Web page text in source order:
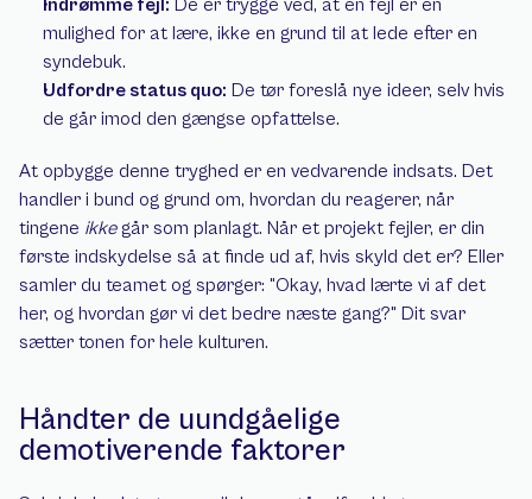
Indrømme fejl: De er trygge ved, at en fejl er en
mulighed for at lære, ikke en grund til at lede efter en
syndebuk.
Udfordre status quo: De tør foreslå nye ideer, selv hvis
de går imod den gængse opfattelse.
At opbygge denne tryghed er en vedvarende indsats. Det
handler i bund og grund om, hvordan du reagerer, når
tingene ikke går som planlagt. Når et projekt fejler, er din
første indskydelse så at finde ud af, hvis skyld det er? Eller
samler du teamet og spørger: "Okay, hvad lærte vi af det
her, og hvordan gør vi det bedre næste gang?" Dit svar
sætter tonen for hele kulturen.
Håndter de uundgåelige
demotiverende faktorer